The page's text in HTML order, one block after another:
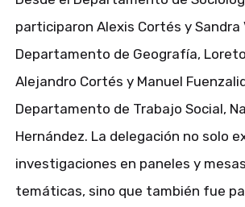
participaron Alexis Cortés y Sandra
Departamento de Geografía,
Alejandro Cortés y Manuel
Departamento de Trabajo Social,
Hernández. La delegación no solo
investigaciones en paneles y mesas
temáticas, sino que también fue